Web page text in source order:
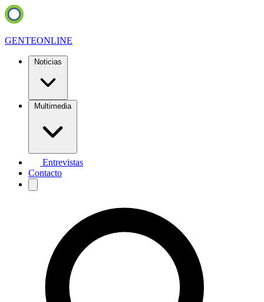
GENTEONLINE
Noticias
Multimedia
Entrevistas
Contacto